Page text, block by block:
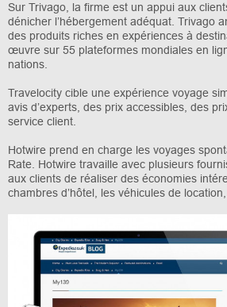
Sur Trivago, la firme est un appui aux
dénicher l’hébergement adéquat. Trivago
des produits riches en expériences à
œuvre sur 55 plateformes mondiales en
nations.
Travelocity cible une expérience voyage
avis d’experts, des prix accessibles, des
service client.
Hotwire prend en charge les voyages
Rate. Hotwire travaille avec plusieurs
aux clients de réaliser des économies
chambres d’hôtel, les véhicules de